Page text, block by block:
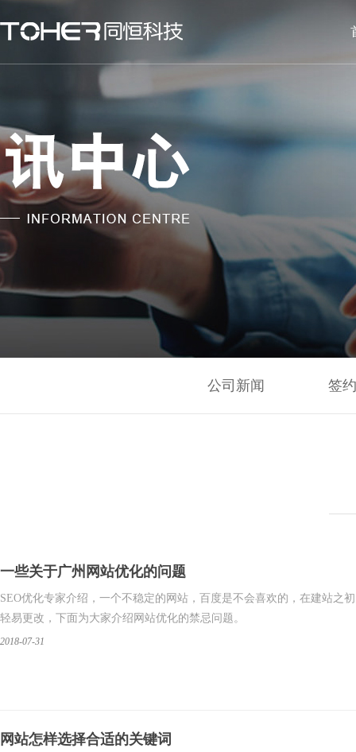
公司新闻 签
一些关于广州网站优化的问题
​SEO优化专家介绍，一个不稳定的网站，百度是不会喜欢的，在建站之
轻易更改，下面为大家介绍网站优化的禁忌问题。
2018-07-31
网站怎样选择合适的关键词